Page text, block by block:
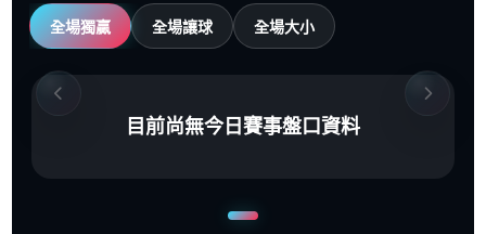
全場獨贏 全場讓球 全場大小
目前尚無今日賽事盤口資料